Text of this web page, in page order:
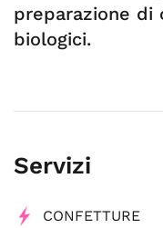
preparazione di
biologici.
Servizi
CONFETTURE